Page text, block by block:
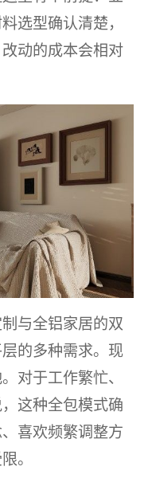
选型确认清楚，
动的成本会相对
与全铝家居的双
的多种需求。现
对于工作繁忙、
这种全包模式确
喜欢频繁调整方
。